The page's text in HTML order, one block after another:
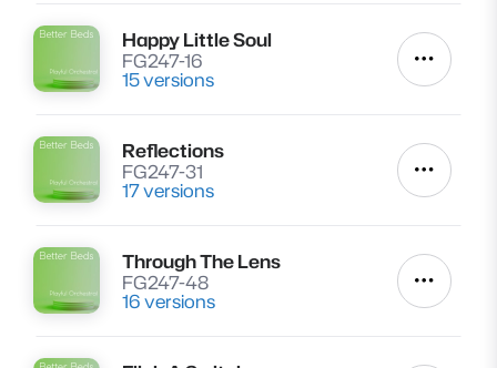
Lire
Happy Little Soul
FG247-16
15 versions Autres
Lire
Reflections
FG247-31
17 versions Autres
Lire
Through The Lens
FG247-48
16 versions Autres